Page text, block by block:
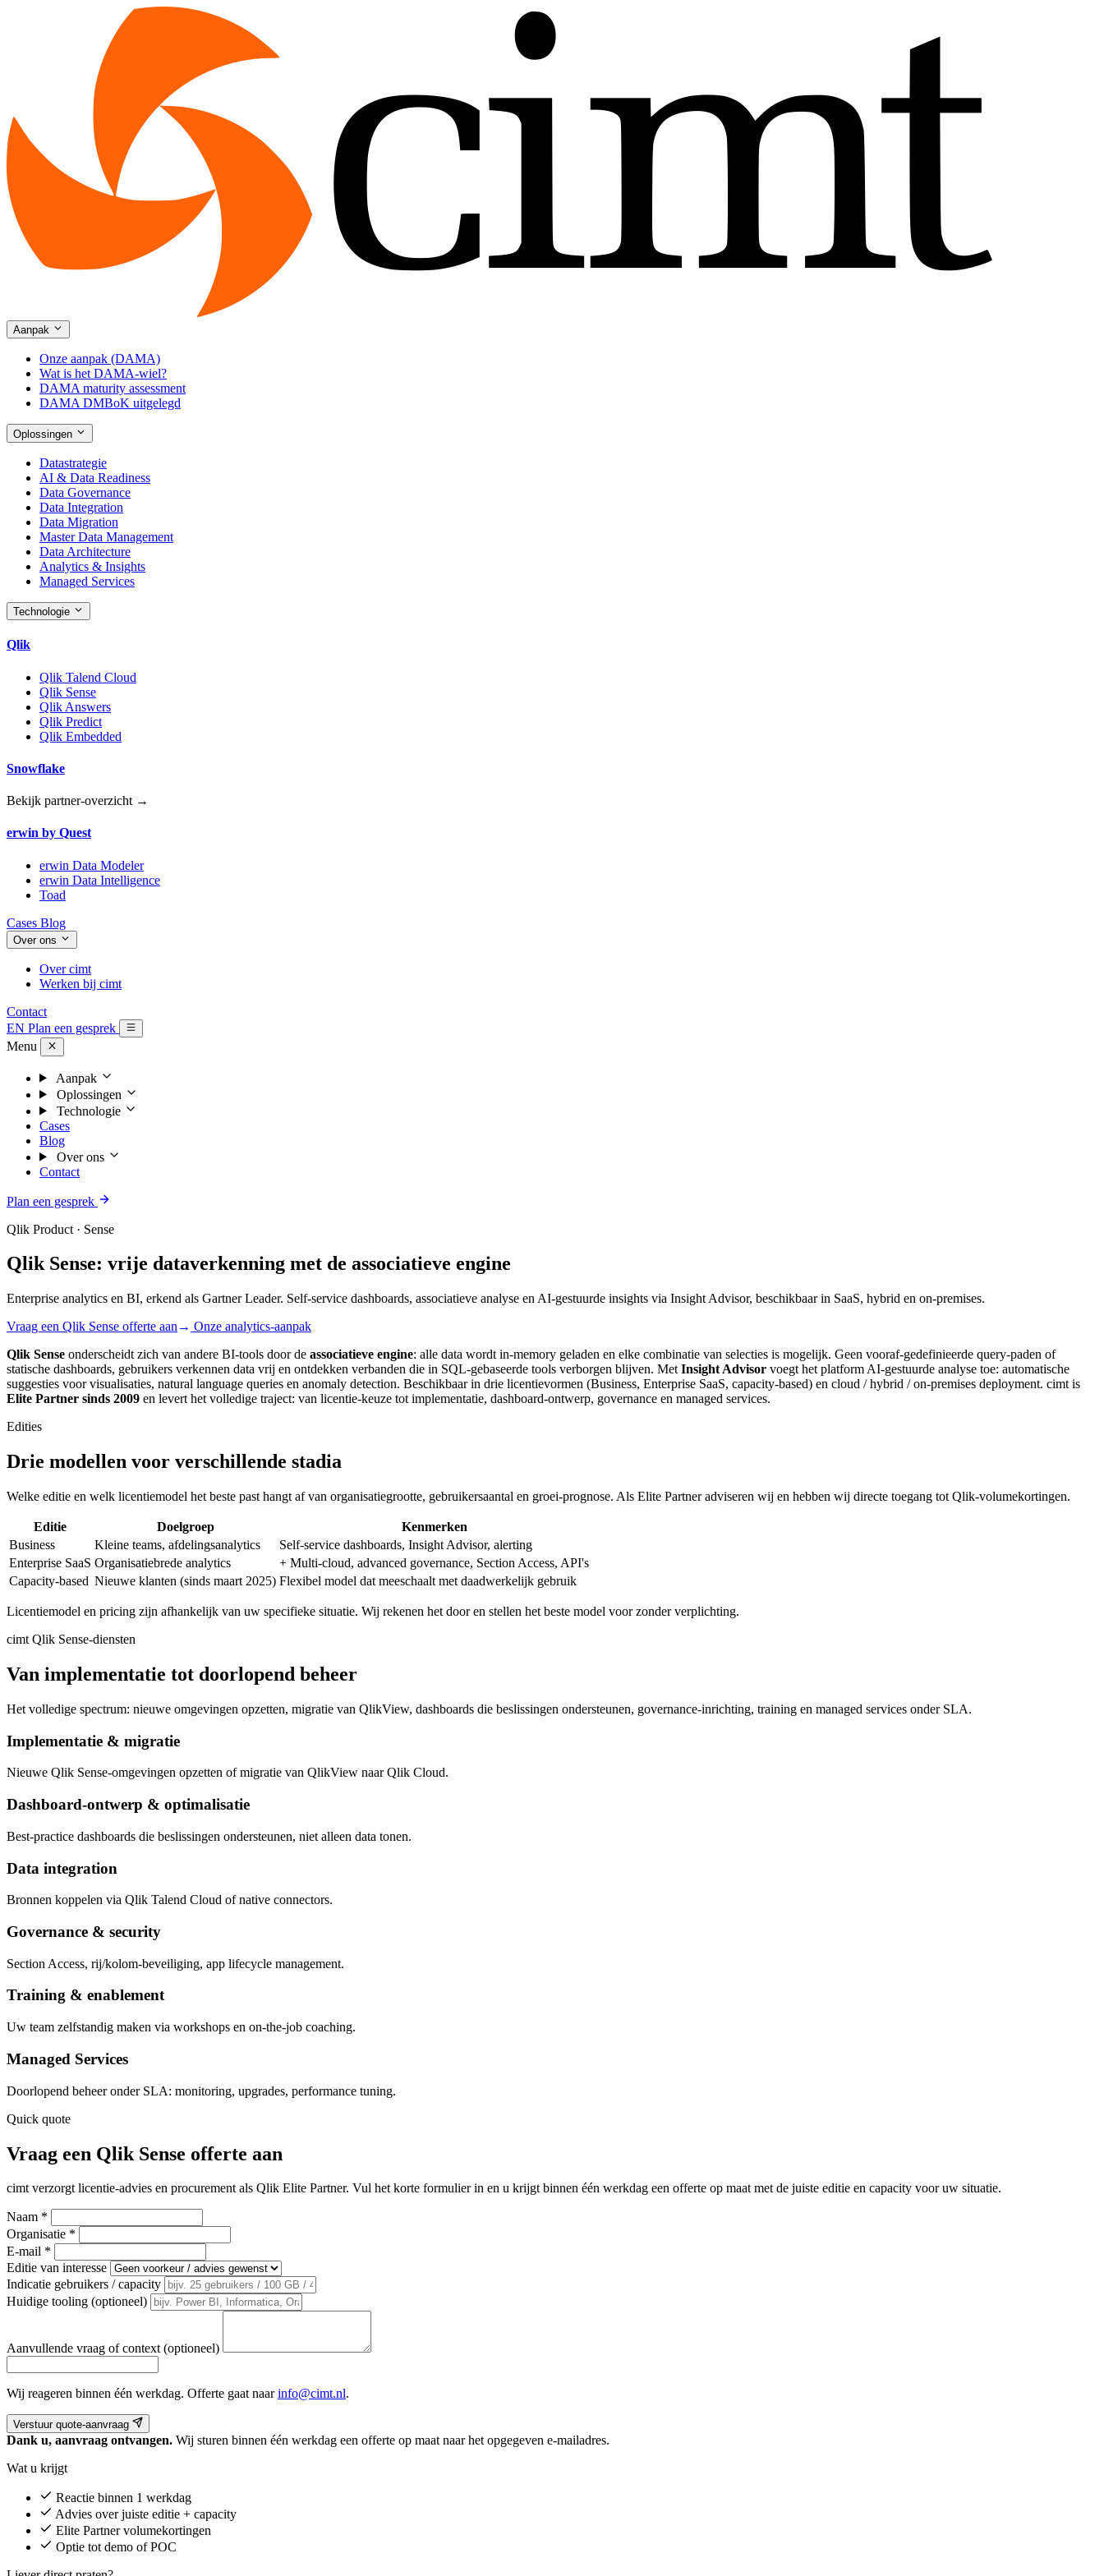
Aanpak
Onze aanpak (DAMA)
Wat is het DAMA-wiel?
DAMA maturity assessment
DAMA DMBoK uitgelegd
Oplossingen
Datastrategie
AI & Data Readiness
Data Governance
Data Integration
Data Migration
Master Data Management
Data Architecture
Analytics & Insights
Managed Services
Technologie
Qlik
Qlik Talend Cloud
Qlik Sense
Qlik Answers
Qlik Predict
Qlik Embedded
Snowflake
Bekijk partner-overzicht →
erwin by Quest
erwin Data Modeler
erwin Data Intelligence
Toad
Cases Blog
Over ons
Over cimt
Werken bij cimt
Contact
EN Plan een gesprek
Menu
Aanpak
Oplossingen
Technologie
Cases
Blog
Over ons
Contact
Plan een gesprek
Qlik Product · Sense
Qlik Sense: vrije dataverkenning met de associatieve engine
Enterprise analytics en BI, erkend als Gartner Leader. Self-service dashboards, associatieve analyse en AI-gestuurde insights via Insight Advisor, beschikbaar in SaaS, hybrid en on-premises.
Vraag een Qlik Sense offerte aan → Onze analytics-aanpak
Qlik Sense onderscheidt zich van andere BI-tools door de associatieve engine: alle data wordt in-memory geladen en elke combinatie van selecties is mogelijk. Geen vooraf-gedefinieerde query-paden of
statische dashboards, gebruikers verkennen data vrij en ontdekken verbanden die in SQL-gebaseerde tools verborgen blijven. Met Insight Advisor voegt het platform AI-gestuurde analyse toe: automatische
suggesties voor visualisaties, natural language queries en anomaly detection. Beschikbaar in drie licentievormen (Business, Enterprise SaaS, capacity-based) en cloud / hybrid / on-premises deployment. cimt is
Elite Partner sinds 2009 en levert het volledige traject: van licentie-keuze tot implementatie, dashboard-ontwerp, governance en managed services.
Edities
Drie modellen voor verschillende stadia
Welke editie en welk licentiemodel het beste past hangt af van organisatiegrootte, gebruikersaantal en groei-prognose. Als Elite Partner adviseren wij en hebben wij directe toegang tot Qlik-volumekortingen.
Editie Doelgroep
Kenmerken
Business
Kleine teams, afdelingsanalytics
Self-service dashboards, Insight Advisor, alerting
Enterprise SaaS Organisatiebrede analytics
+ Multi-cloud, advanced governance, Section Access, API's
Capacity-based Nieuwe klanten (sinds maart 2025) Flexibel model dat meeschaalt met daadwerkelijk gebruik
Licentiemodel en pricing zijn afhankelijk van uw specifieke situatie. Wij rekenen het door en stellen het beste model voor zonder verplichting.
cimt Qlik Sense-diensten
Van implementatie tot doorlopend beheer
Het volledige spectrum: nieuwe omgevingen opzetten, migratie van QlikView, dashboards die beslissingen ondersteunen, governance-inrichting, training en managed services onder SLA.
Implementatie & migratie
Nieuwe Qlik Sense-omgevingen opzetten of migratie van QlikView naar Qlik Cloud.
Dashboard-ontwerp & optimalisatie
Best-practice dashboards die beslissingen ondersteunen, niet alleen data tonen.
Data integration
Bronnen koppelen via Qlik Talend Cloud of native connectors.
Governance & security
Section Access, rij/kolom-beveiliging, app lifecycle management.
Training & enablement
Uw team zelfstandig maken via workshops en on-the-job coaching.
Managed Services
Doorlopend beheer onder SLA: monitoring, upgrades, performance tuning.
Quick quote
Vraag een Qlik Sense offerte aan
cimt verzorgt licentie-advies en procurement als Qlik Elite Partner. Vul het korte formulier in en u krijgt binnen één werkdag een offerte op maat met de juiste editie en capacity voor uw situatie.
Naam *
Organisatie *
E-mail *
Editie van interesse
Indicatie gebruikers / capacity
Huidige tooling (optioneel)
Aanvullende vraag of context (optioneel)
Wij reageren binnen één werkdag. Offerte gaat naarinfo@cimt.nl.
Verstuur quote-aanvraag
Dank u, aanvraag ontvangen. Wij sturen binnen één werkdag een offerte op maat naar het opgegeven e-mailadres.
Wat u krijgt
Reactie binnen 1 werkdag
Advies over juiste editie + capacity
Elite Partner volumekortingen
Optie tot demo of POC